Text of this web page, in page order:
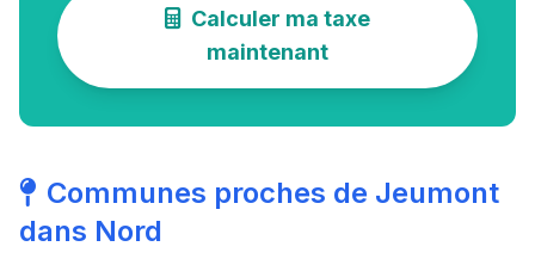
Calculer ma taxe
maintenant
Communes proches de Jeumont
dans Nord